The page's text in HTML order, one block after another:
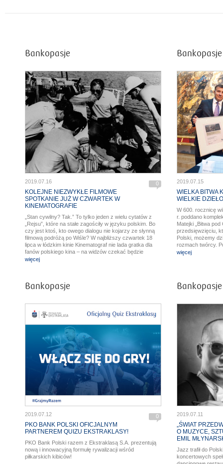
Bankopasje
0
2019.07.16
KOLEJNE NIEZWYKŁE FILMOWE
SPOTKANIE JUŻ W CZWARTEK W
KINEMATOGRAFIE
„Stan cywilny? Tak.” To tylko jeden z wielu cytatów z
„Rejsu”, które na stałe zagościły w języku polskim. Bo
czy jest ktoś, kto owego dialogu nie kojarzy ze słynną
filmową podróżą po Wiśle? W najbliższy czwartek 18
lipca w łódzkim kinie Kinematograf nie lada gratka dla
fanów polskiego kina – na widzów czekać będzie
kultowy obraz w reżyserii Marka Piwowskiego.
więcej
Bankopasje
2019.07.15
WIELKA BITWA
WIELKIE DZIEŁO
W 600. rocznicę
r. poddano
Matejki „Bitwa
przedsięwzięciu,
Polski, możemy
rozmach twórcy.
żmudną pracę
więcej
Bankopasje
0
2019.07.12
PKO BANK POLSKI OFICJALNYM
PARTNEREM QUIZU EKSTRAKLASY!
PKO Bank Polski razem z Ekstraklasą S.A. prezentują
nową i innowacyjną formułę rywalizacji wśród
piłkarskich kibiców!
Bankopasje
2019.07.11
„ŚWIAT
O MUZYCE,
EMIL
Jazz trafił do
koncertowych